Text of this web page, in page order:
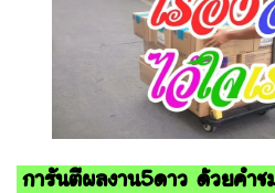
การันตีผลงาน5ดาว ด้วยคำช